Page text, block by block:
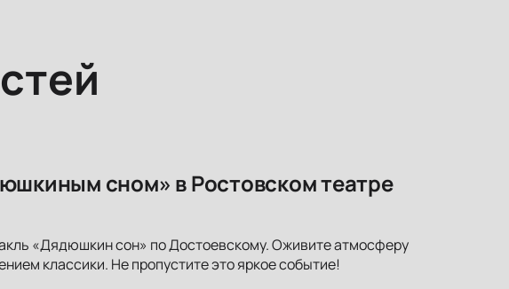
сном» в Ростовском театре
«Дядюшкин сон» по Достоевскому. Оживите атмосферу
классики. Не пропустите это яркое событие!